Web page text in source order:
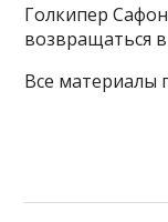
Голкипер
возвращаться
Все материалы